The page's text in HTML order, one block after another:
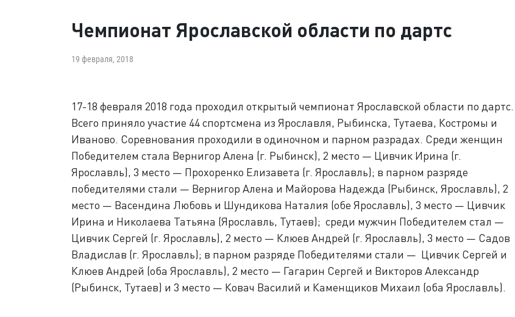
Чемпионат Ярославской области по дартс
19 февраля, 2018
17-18 февраля 2018 года проходил открытый чемпионат Ярославской области по дартс.
Всего приняло участие 44 спортсмена из Ярославля, Рыбинска, Тутаева, Костромы и
Иваново. Соревнования проходили в одиночном и парном разрадах. Среди женщин
Победителем стала Вернигор Алена (г. Рыбинск), 2 место — Цивчик Ирина (г.
Ярославль), 3 место — Прохоренко Елизавета (г. Ярославль); в парном разряде
победителями стали — Вернигор Алена и Майорова Надежда (Рыбинск, Ярославль), 2
место — Васендина Любовь и Шундикова Наталия (обе Ярославль), 3 место — Цивчик
Ирина и Николаева Татьяна (Ярославль, Тутаев); среди мужчин Победителем стал —
Цивчик Сергей (г. Ярославль), 2 место — Клюев Андрей (г. Ярославль), 3 место — Садов
Владислав (г. Ярославль); в парном разряде Победителями стали — Цивчик Сергей и
Клюев Андрей (оба Ярославль), 2 место — Гагарин Сергей и Викторов Александр
(Рыбинск, Тутаев) и 3 место — Ковач Василий и Каменщиков Михаил (оба Ярославль).